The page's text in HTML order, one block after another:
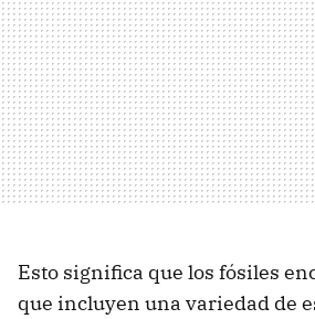
Esto significa que los fósiles
que incluyen una variedad de